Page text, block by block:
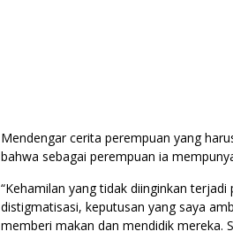
Mendengar cerita perempuan yang
bahwa sebagai perempuan ia
“Kehamilan yang tidak diinginkan
distigmatisasi, keputusan yang saya
memberi makan dan mendidik mereka.